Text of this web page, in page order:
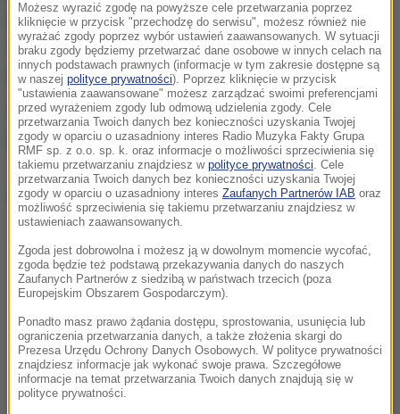
podbrzusze, ponieważ około południa została
zgwałcona przez nieznanego mężczyznę. 40-latka
podała rysopis sprawcy.
Strażnicy okryli kobietę kocem termicznym i wezwali
pogotowie oraz policję.
Dalsza część artykułu pod materiałem video:
Możesz wyrazić zgodę na powyższe cele przetwarzania poprzez
kliknięcie w przycisk "przechodzę do serwisu", możesz również nie
wyrażać zgody poprzez wybór ustawień zaawansowanych. W sytuacji
braku zgody będziemy przetwarzać dane osobowe w innych celach na
innych podstawach prawnych (informacje w tym zakresie dostępne są
w naszej polityce prywatności). Poprzez kliknięcie w przycisk
"ustawienia zaawansowane" możesz zarządzać swoimi preferencjami
przed wyrażeniem zgody lub odmową udzielenia zgody. Cele
przetwarzania Twoich danych bez konieczności uzyskania Twojej
zgody w oparciu o uzasadniony interes Radio Muzyka Fakty Grupa
RMF sp. z o.o. sp. k. oraz informacje o możliwości sprzeciwienia się
takiemu przetwarzaniu znajdziesz w polityce prywatności . Cele
przetwarzania Twoich danych bez konieczności uzyskania Twojej
zgody w oparciu o uzasadniony interes Zaufanych Partnerów IAB oraz
możliwość sprzeciwienia się takiemu przetwarzaniu znajdziesz w
ustawieniach zaawansowanych.
Zgoda jest dobrowolna i możesz ją w dowolnym momencie wycofać,
zgoda będzie też podstawą przekazywania danych do naszych
Zaufanych Partnerów z siedzibą w państwach trzecich (poza
Europejskim Obszarem Gospodarczym).
Ponadto masz prawo żądania dostępu, sprostowania, usunięcia lub
ograniczenia przetwarzania danych, a także złożenia skargi do
Prezesa Urzędu Ochrony Danych Osobowych. W polityce prywatności
znajdziesz informacje jak wykonać swoje prawa. Szczegółowe
informacje na temat przetwarzania Twoich danych znajdują się w
polityce prywatności.